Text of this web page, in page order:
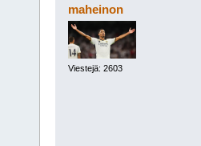
maheinon
Viestejä: 2603